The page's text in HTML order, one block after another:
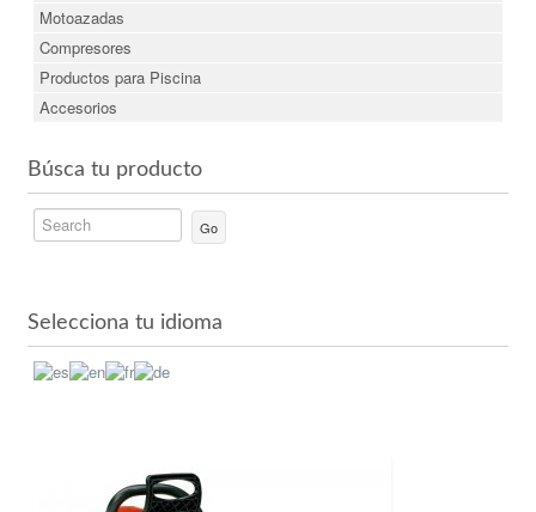
Motoazadas
Compresores
Productos para Piscina
Accesorios
Búsca tu producto
Go
Selecciona tu idioma